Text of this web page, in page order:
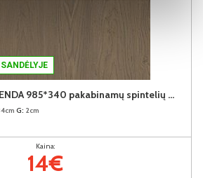
SORENTO K04 BLENDA 985*340 pakabinamų spintelių užbaigimo detalė (Baltic Storm)
G: 2cm
Kaina:
14€